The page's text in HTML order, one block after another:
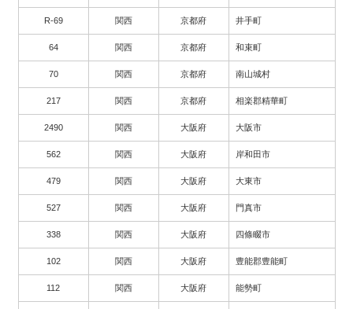
R-69 関西 京都府 井手町
64 関西 京都府 和束町
70 関西 京都府 南山城村
217 関西 京都府 相楽郡精華町
2490 関西 大阪府 大阪市
562 関西 大阪府 岸和田市
479 関西 大阪府 大東市
527 関西 大阪府 門真市
338 関西 大阪府 四條畷市
102 関西 大阪府 豊能郡豊能町
112 関西 大阪府 能勢町